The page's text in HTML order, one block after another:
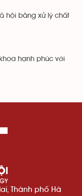
hội bằng xử lý chất
hạnh phúc với
Thành phố Hà